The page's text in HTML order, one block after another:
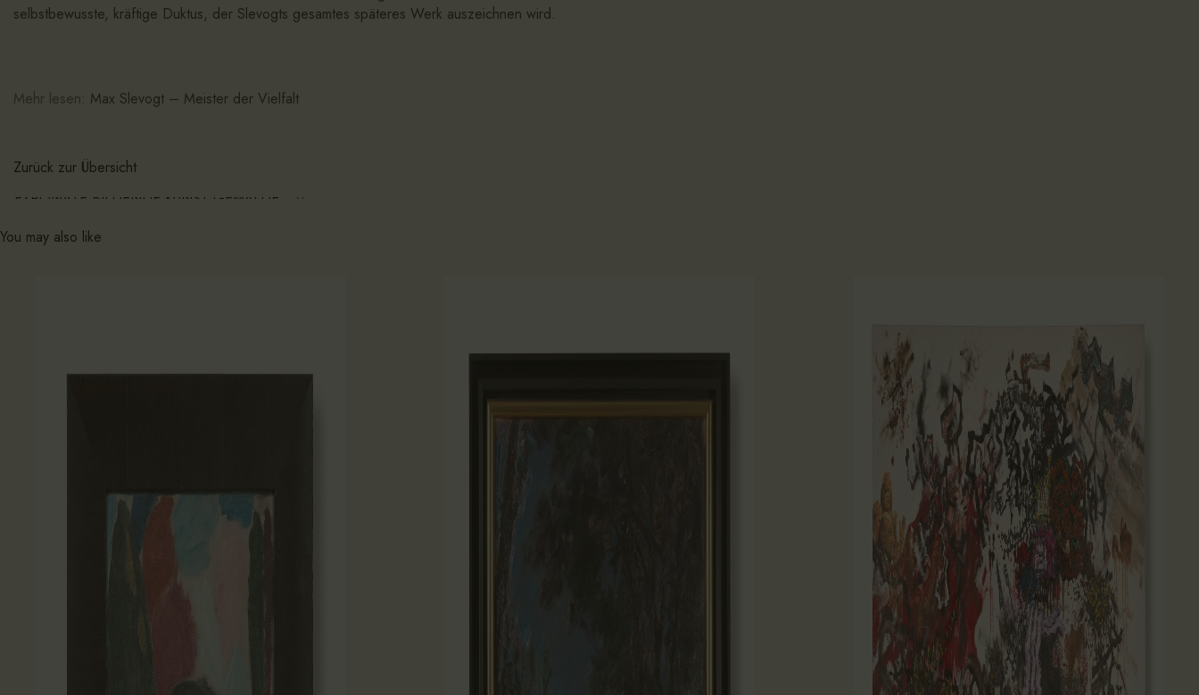
selbstbewusste, kräftige Duktus, der Slevogts gesamtes späteres Werk auszeichnen wird.
Mehr lesen: Max Slevogt – Meister der Vielfalt
Zurück zur Übersicht
EXPONATE BILDENDE KUNST GEMÄLDE
You may also like